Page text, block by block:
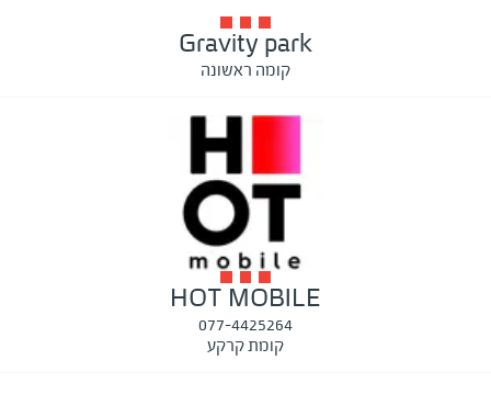
Gravity park
קומה ראשונה
HOT MOBILE
077-4425264
קומת קרקע